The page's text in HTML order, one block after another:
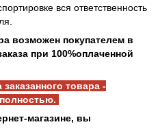
вся ответственность
возможен покупателем в
при 100%оплаченной
товара -
магазине, вы